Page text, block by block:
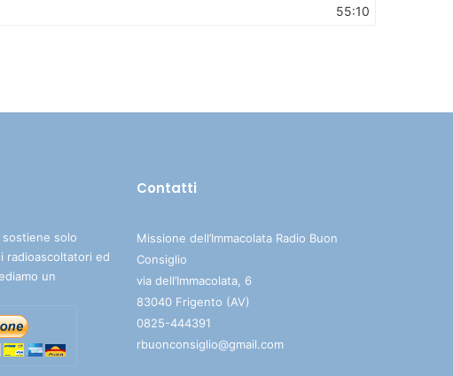
55:10
sostiene solo
radioascoltatori ed
un
Contatti
Missione dell’Immacolata Radio Buon
Consiglio
via dell’Immacolata, 6
83040 Frigento (AV)
0825-444391
rbuonconsiglio@gmail.com